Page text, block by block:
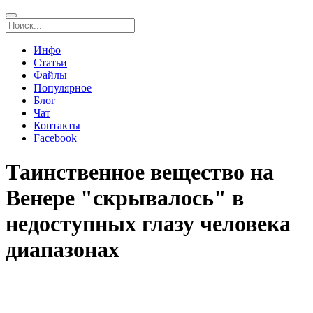
Инфо
Статьи
Файлы
Популярное
Блог
Чат
Контакты
Facebook
Таинственное вещество на
Венере "скрывалось" в
недоступных глазу человека
диапазонах